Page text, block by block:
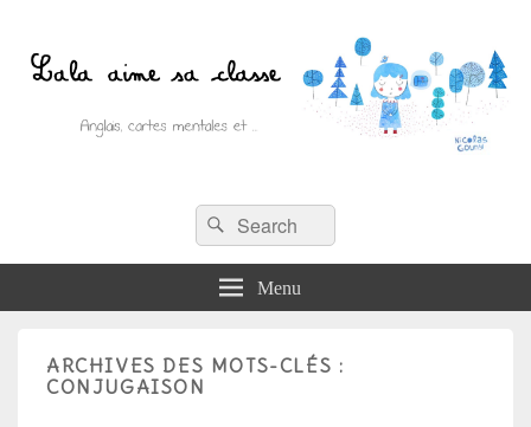
Lala aime sa classe
Anglais, cartes mentales et ….Recherche :
Rechercher
Menu
ARCHIVES DES MOTS-CLÉS :
CONJUGAISON